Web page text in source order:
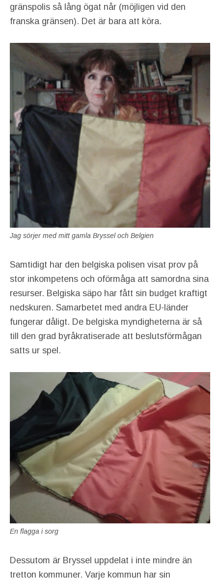
gränspolis så lång ögat når (möjligen vid den
franska gränsen). Det är bara att köra.
Jag sörjer med mitt gamla Bryssel och Belgien
Samtidigt har den belgiska polisen visat prov på
stor inkompetens och oförmåga att samordna sina
resurser. Belgiska säpo har fått sin budget kraftigt
nedskuren. Samarbetet med andra EU-länder
fungerar dåligt. De belgiska myndigheterna är så
till den grad byråkratiserade att beslutsförmågan
satts ur spel.
En flagga i sorg
Dessutom är Bryssel uppdelat i inte mindre än
tretton kommuner. Varje kommun har sin